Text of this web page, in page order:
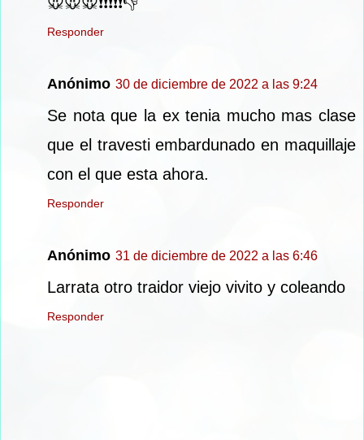
Responder
Anónimo 30 de diciembre de 2022 a las 9:24
Se nota que la ex tenia mucho mas clase
que el travesti embardunado en maquillaje
con el que esta ahora.
Responder
Anónimo 31 de diciembre de 2022 a las 6:46
Larrata otro traidor viejo vivito y coleando
Responder